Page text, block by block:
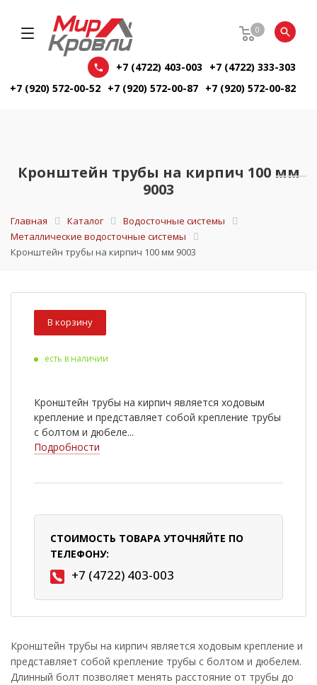
0
+7 (4722) 403-003
+7 (4722) 333-303
+7 (920) 572-00-52 +7 (920) 572-00-87 +7 (920) 572-00-82
Кронштейн трубы на кирпич 100 мм
9003
Главная Каталог
Водосточные системы
Металлические водосточные системы
Кронштейн трубы на кирпич 100 мм 9003
В корзину
есть в наличии
Кронштейн трубы на кирпич является ходовым
крепление и представляет собой крепление трубы
с болтом и дюбеле...
Подробности
СТОИМОСТЬ ТОВАРА УТОЧНЯЙТЕ ПО
ТЕЛЕФОНУ:
+7 (4722) 403-003
Кронштейн трубы на кирпич является ходовым крепление и
представляет собой крепление трубы с болтом и дюбелем.
Длинный болт позволяет менять расстояние от трубы до